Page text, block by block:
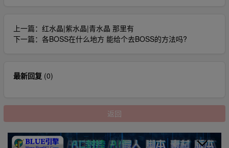
上一篇： 红水晶|紫水晶|青水晶 那里有
下一篇： 各BOSS在什么地方 能给个去BOSS的方法吗?
最新回复 (0)
返回